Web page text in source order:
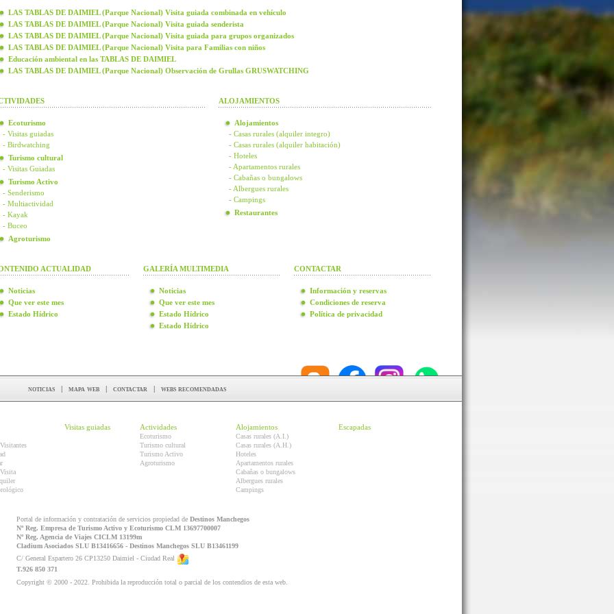
LAS TABLAS DE DAIMIEL (Parque Nacional) Visita guiada combinada en vehículo
LAS TABLAS DE DAIMIEL (Parque Nacional) Visita guiada senderista
LAS TABLAS DE DAIMIEL (Parque Nacional) Visita guiada para grupos organizados
LAS TABLAS DE DAIMIEL (Parque Nacional) Visita para Familias con niños
Educación ambiental en las TABLAS DE DAIMIEL
LAS TABLAS DE DAIMIEL (Parque Nacional) Observación de Grullas GRUSWATCHING
Ecoturismo
- Visitas guiadas
- Birdwatching
Turismo cultural
- Visitas Guiadas
Turismo Activo
- Senderismo
- Multiactividad
- Kayak
- Buceo
Agroturismo
ALOJAMIENTOS
Alojamientos
- Casas rurales (alquiler integro)
- Casas rurales (alquiler habitación)
- Hoteles
- Apartamentos rurales
- Cabañas o bungalows
- Albergues rurales
- Campings
Restaurantes
ACTUALIDAD
Noticias
Que ver este mes
Estado Hídrico
GALERÍA MULTIMEDIA
Noticias
Que ver este mes
Estado Hídrico
Estado Hídrico
CONTACTAR
Información y reservas
Condiciones de reserva
Política de privacidad
noticias | mapa web | contactar | webs recomendadas
Visitas guiadas Actividades
Ecoturismo
Turismo cultural
Turismo Activo
Agroturismo
Alojamientos
Casas rurales (A.I.)
Casas rurales (A.H.)
Hoteles
Apartamentos rurales
Cabañas o bungalows
Albergues rurales
Campings
Escapadas
Portal de información y contratación de servicios propiedad de Destinos Manchegos
Nº Reg. Empresa de Turismo Activo y Ecoturismo CLM 13697700007
Nº Reg. Agencia de Viajes CICLM 13199m
Cladium Asociados SLU B13416656 - Destinos Manchegos SLU B13461199
C/ General Espartero 26 CP13250 Daimiel - Ciudad Real
T.926 850 371
Copyright © 2000 - 2022. Prohibida la reproducción total o parcial de los contendios de esta web.